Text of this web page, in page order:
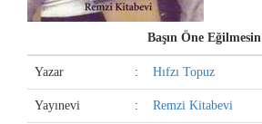
Başın Öne Eğilmesin
Yazar : Hıfzı Topuz
Yayınevi : Remzi Kitabevi